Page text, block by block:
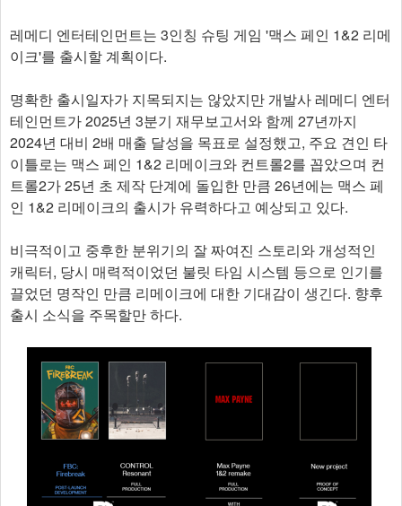
레메디 엔터테인먼트는 3인칭 슈팅 게임 '맥스 페인 1&2 리메
이크'를 출시할 계획이다.
명확한 출시일자가 지목되지는 않았지만 개발사 레메디 엔터
테인먼트가 2025년 3분기 재무보고서와 함께 27년까지
2024년 대비 2배 매출 달성을 목표로 설정했고, 주요 견인 타
이틀로는 맥스 페인 1&2 리메이크와 컨트롤2를 꼽았으며 컨
트롤2가 25년 초 제작 단계에 돌입한 만큼 26년에는 맥스 페
인 1&2 리메이크의 출시가 유력하다고 예상되고 있다.
비극적이고 중후한 분위기의 잘 짜여진 스토리와 개성적인
캐릭터, 당시 매력적이었던 불릿 타임 시스템 등으로 인기를
끌었던 명작인 만큼 리메이크에 대한 기대감이 생긴다. 향후
출시 소식을 주목할만 하다.